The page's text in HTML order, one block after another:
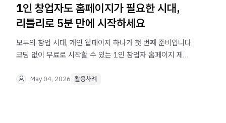
1인 창업자도 홈페이지가 필요한 시대,
리틀리로 5분 만에 시작하세요
모두의 창업 시대, 개인 웹페이지 하나가 첫 번째 준비입니다.
코딩 없이 무료로 시작할 수 있는 1인 창업자 홈페이지 제작
May 04, 2026 활용사례